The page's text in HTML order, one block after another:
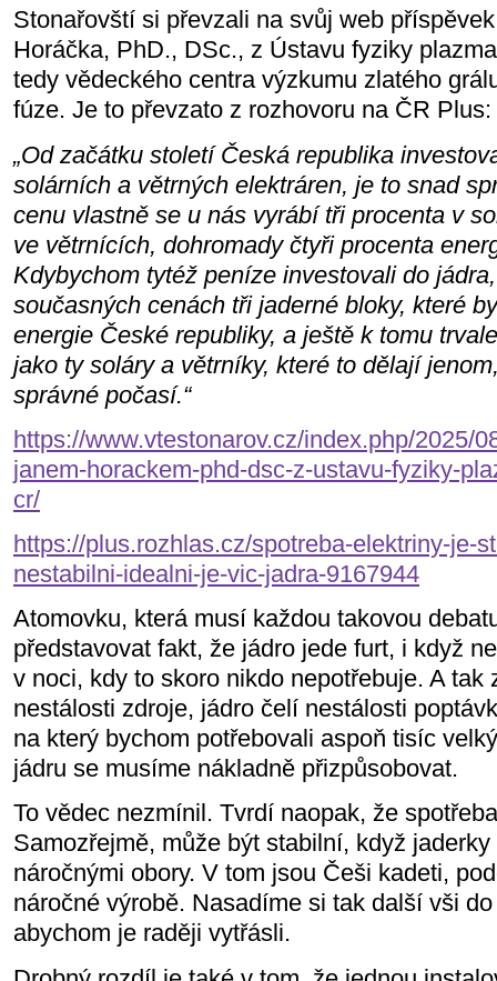
Stonařovští si převzali na svůj web
Horáčka, PhD., DSc., z Ústavu fyziky
tedy vědeckého centra výzkumu zlatého
fúze. Je to převzato z rozhovoru na ČR Plus:
„Od začátku století Česká republika
solárních a větrných elektráren, je to snad
cenu vlastně se u nás vyrábí tři procenta v
ve větrnících, dohromady čtyři procenta
Kdybychom tytéž peníze investovali do
současných cenách tři jaderné bloky, které
energie České republiky, a ještě k tomu
jako ty soláry a větrníky, které to dělají
správné počasí.“
https://www.vtestonarov.cz/index.php/2025/
janem-horackem-phd-dsc-z-ustavu-fyziky-
cr/
https://plus.rozhlas.cz/spotreba-elektriny-je-
nestabilni-idealni-je-vic-jadra-9167944
Atomovku, která musí každou takovou
představovat fakt, že jádro jede furt, i když
v noci, kdy to skoro nikdo nepotřebuje. A tak
nestálosti zdroje, jádro čelí nestálosti
na který bychom potřebovali aspoň tisíc
jádru se musíme nákladně přizpůsobovat.
To vědec nezmínil. Tvrdí naopak, že
Samozřejmě, může být stabilní, když
náročnými obory. V tom jsou Češi kadeti,
náročné výrobě. Nasadíme si tak další vši
abychom je raději vytřásli.